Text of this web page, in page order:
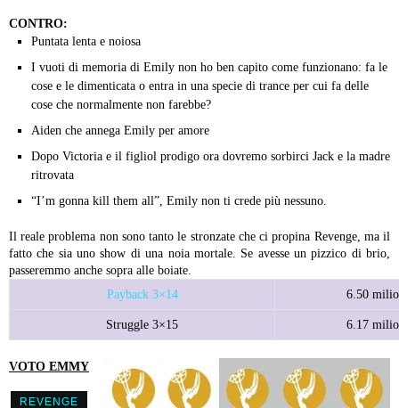
CONTRO:
Puntata lenta e noiosa
I vuoti di memoria di Emily non ho ben capito come funzionano: fa le
cose e le dimenticata o entra in una specie di trance per cui fa delle
cose che normalmente non farebbe?
Aiden che annega Emily per amore
Dopo Victoria e il figliol prodigo ora dovremo sorbirci Jack e la madre
ritrovata
“I’m gonna kill them all”, Emily non ti crede più nessuno.
Il reale problema non sono tanto le stronzate che ci propina Revenge, ma il
fatto che sia uno show di una noia mortale. Se avesse un pizzico di brio,
passeremmo anche sopra alle boiate.
Payback 3×14
6.50
Struggle 3×15 6.17
VOTO EMMY
REVENGE